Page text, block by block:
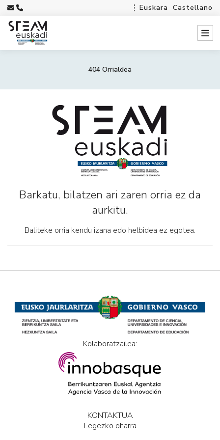
Euskara Castellano
404 Orrialdea
Barkatu, bilatzen ari zaren orria ez da
aurkitu.
Baliteke orria kendu izana edo helbidea ez egotea.
Kolaboratzailea:
KONTAKTUA
Legezko oharra